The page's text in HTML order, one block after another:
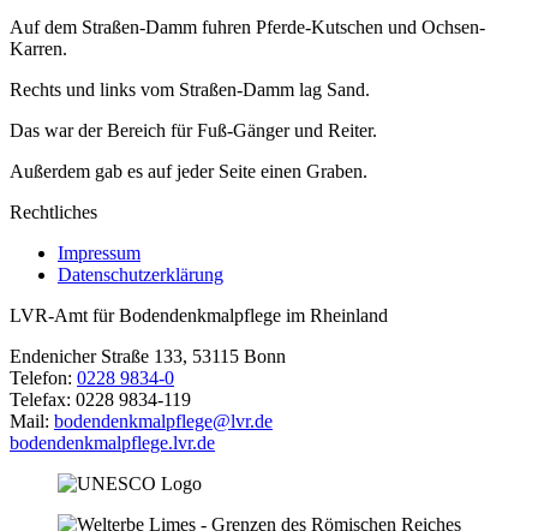
Auf dem Straßen-Damm fuhren Pferde-Kutschen und Ochsen-
Karren.
Rechts und links vom Straßen-Damm lag Sand.
Das war der Bereich für Fuß-Gänger und Reiter.
Außerdem gab es auf jeder Seite einen Graben.
Rechtliches
Impressum
Datenschutzerklärung
LVR-Amt für Bodendenkmalpflege im Rheinland
Endenicher Straße 133, 53115 Bonn
Telefon: 0228 9834-0
Telefax: 0228 9834-119
Mail: bodendenkmalpflege@lvr.de
bodendenkmalpflege.lvr.de